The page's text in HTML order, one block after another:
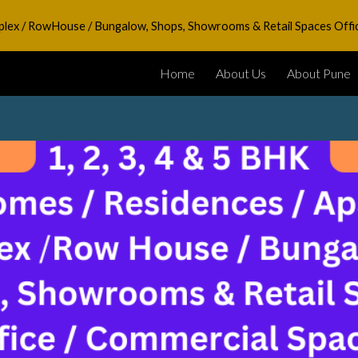
to main content Skip to
/ RowHouse / Bungalow, Shops, Showrooms & Retail Spaces
Home About Us About Pune